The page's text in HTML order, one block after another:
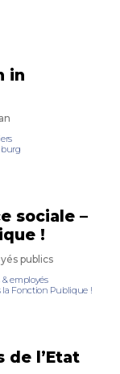
in
sociale –
!
publics
employés
la Fonction Publique !
de l’Etat